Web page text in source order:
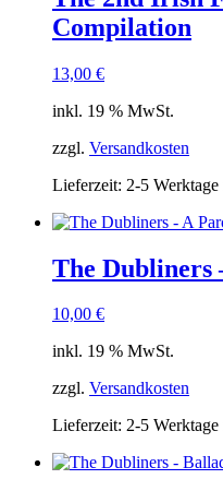
Compilation
13,00 €
inkl. 19 % MwSt.
zzgl. Versandkosten
Lieferzeit: 2-5
The Dubliners
10,00 €
inkl. 19 % MwSt.
zzgl. Versandkosten
Lieferzeit: 2-5